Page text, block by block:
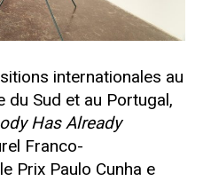
internationales au
du Sud et au Portugal,
Has Already
Franco-
Prix Paulo Cunha e